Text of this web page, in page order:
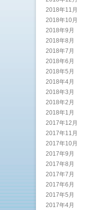
2018年11月
2018年10月
2018年9月
2018年8月
2018年7月
2018年6月
2018年5月
2018年4月
2018年3月
2018年2月
2018年1月
2017年12月
2017年11月
2017年10月
2017年9月
2017年8月
2017年7月
2017年6月
2017年5月
2017年4月